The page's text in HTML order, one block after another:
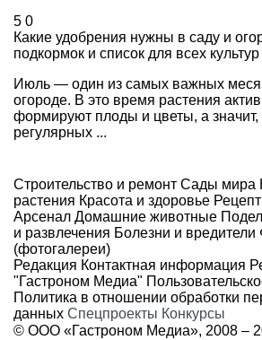
5 0
Какие удобрения нужны в саду и
подкормок и список для всех культур
Июль — один из самых важных
огороде. В это время растения
формируют плоды и цветы, а
регулярных ...
Строительство и ремонт Сады мира
растения Красота и здоровье
Арсенал Домашние животные
и развлечения Болезни и вредители
(фотогалереи)
Редакция Контактная информация
"Гастроном Медиа"
Политика в отношении обработки
данных Спецпроекты Конкурсы
© ООО «Гастроном Медиа», 2008 –